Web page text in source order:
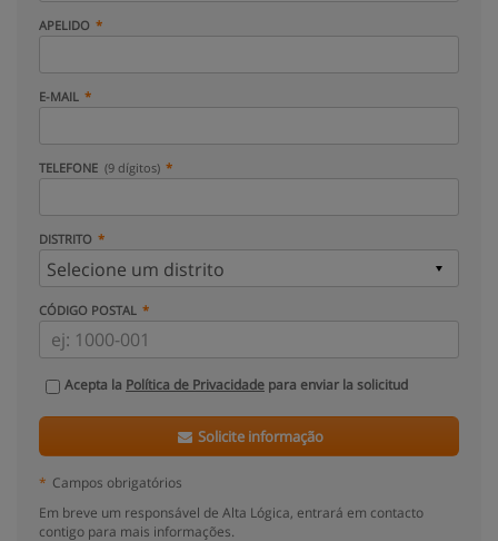
APELIDO
E-MAIL
TELEFONE (9 dígitos)
DISTRITO
CÓDIGO POSTAL
Acepta la Política de Privacidade para enviar la solicitud
Solicite informação
* Campos obrigatórios
Em breve um responsável de Alta Lógica, entrará em contacto
contigo para mais informações.